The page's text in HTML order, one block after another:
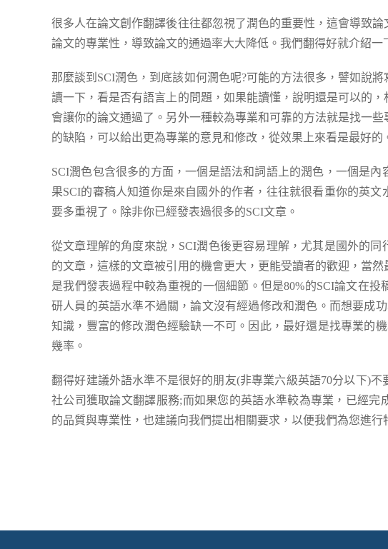
很多人在論文創作翻譯後往往都忽視了潤色的重要性，這會導致
論文的專業性，導致論文的通過率大大降低。我們翻得好就介紹一
那麼談到SCI潤色，到底該如何潤色呢?可能的方法很多，譬如說
讀一下，看是否有語言上的問題，如果能讀懂，說明還是可以的
會讓你的論文通過了。另外一種較為專業和可靠的方法就是找一
的缺陷，可以給出更為專業的意見和修改，從效果上來看是最好的
SCI潤色包含很多的方面，一個是語法和詞語上的潤色，一個是
果SCI的審稿人知道你是來自國外的作者，往往就很看重你的英
要多重視了。除非你已經發表過很多的SCI文章。
從文章理解的角度來說，SCI潤色後更容易理解，尤其是國外的
的文章，這樣的文章被引用的機會更大，更能受讀者的歡迎，當
是我們發表過程中較為重視的一個細節。但是80%的SCI論文在
研人員的英語水準不過關，論文沒有經過修改和潤色。而想要成
知識，豐富的修改潤色經驗缺一不可。因此，最好還是找專業的
幾率。
翻得好建議外語水準不是很好的朋友(非專業六級英語70分以下)
社公司獲取論文翻譯服務;而如果您的英語水準較為專業，已經完
的品質與專業性，也建議向我們提出相關要求，以便我們為您進行